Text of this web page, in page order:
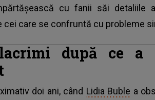
cu fanii săi detaliile
cei care se confruntă cu probleme
după ce a
doi ani, când Lidia Buble a